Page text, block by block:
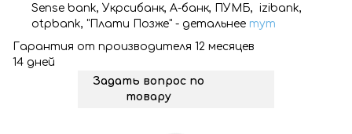
Sense bank, Укрсибанк, А-банк, ПУМБ, izibank,
otpbank, "Плати Позже" - детальнее тут
Гарантия от производителя 12 месяцев
14 дней
Задать вопрос по
товару